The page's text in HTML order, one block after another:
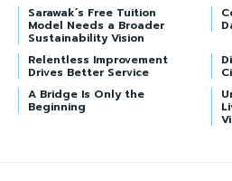
Sarawak’s Free Tuition
Model Needs a Broader
Sustainability Vision
Relentless Improvement
Drives Better Service
A Bridge Is Only the
Beginning